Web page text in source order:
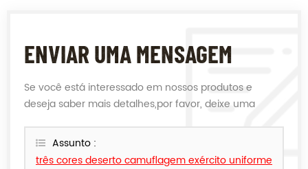
ENVIAR UMA MENSAGEM
Se você está interessado em nossos produtos e
deseja saber mais detalhes,por favor, deixe uma
possível.Assunto :
três cores deserto camuflagem exército uniforme